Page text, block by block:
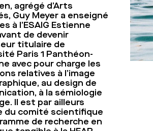
agrégé d’Arts
Guy Meyer a enseigné
à l’ESAIG Estienne
de devenir
titulaire de
Paris 1 Panthéon-
avec pour charge les
relatives à l’image
au design de
à la sémiologie
Il est par ailleurs
du comité scientifique
de recherche en